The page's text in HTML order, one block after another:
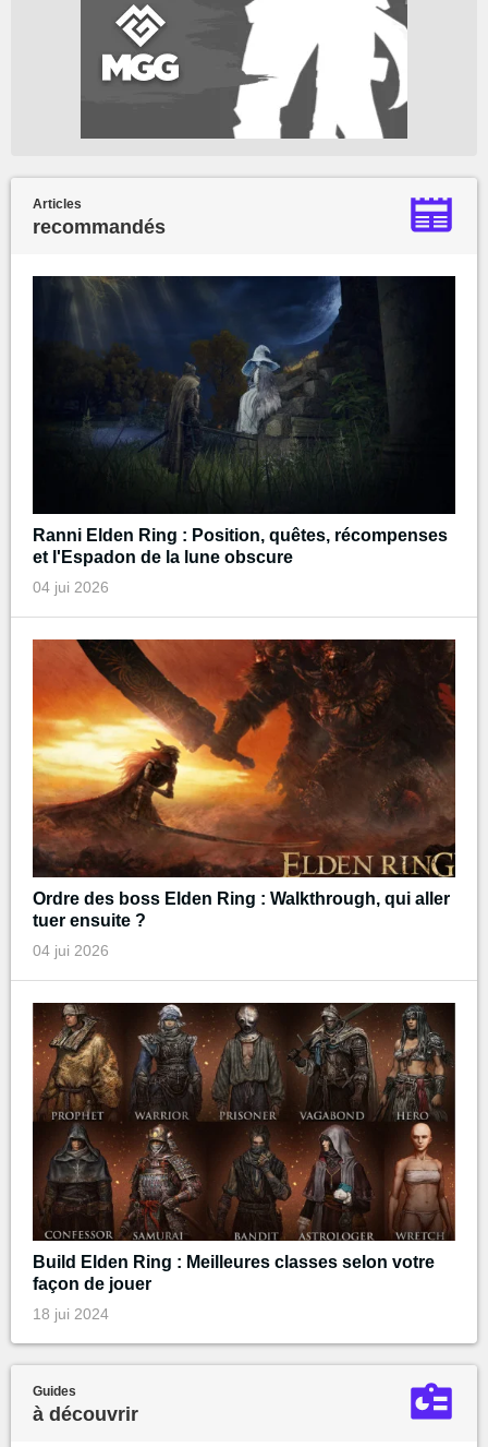
Articles
recommandés
Ranni Elden Ring : Position, quêtes, récompenses
et l'Espadon de la lune obscure
04 jui 2026
Ordre des boss Elden Ring : Walkthrough, qui aller
tuer ensuite ?
04 jui 2026
Build Elden Ring : Meilleures classes selon votre
façon de jouer
18 jui 2024
Guides
à découvrir